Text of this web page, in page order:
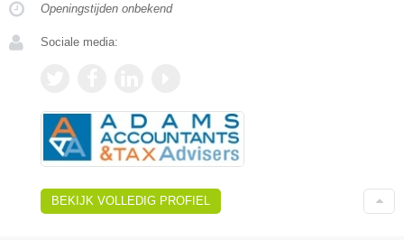
Openingstijden onbekend
Sociale media:
BEKIJK VOLLEDIG PROFIEL